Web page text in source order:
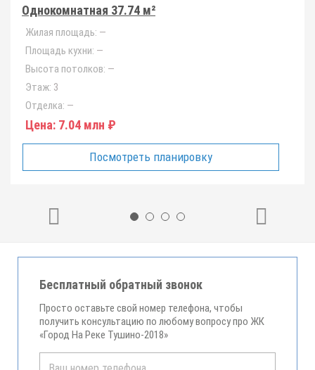
Однокомнатная 37.74 м²
Жилая площадь: —
Площадь кухни: —
Высота потолков: —
Этаж: 3
Отделка: —
Цена: 7.04 млн ₽
Посмотреть планировку
Бесплатный обратный звонок
Просто оставьте свой номер телефона, чтобы
получить консультацию по любому вопросу про ЖК
«Город На Реке Тушино-2018»